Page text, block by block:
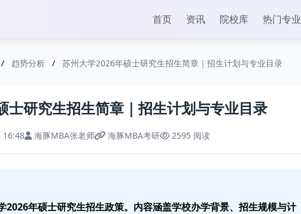
首页 资讯 院校库 热门专业
/ 趋势分析 / 苏州大学2026年硕士研究生招生简章｜招生计划与专业目录
士研究生招生简章｜招生计划与专业目录
16:48 海豚MBA张老师 海豚MBA考研 2595 阅读
2026年硕士研究生招生政策。内容涵盖学校办学背景、招生规模与计